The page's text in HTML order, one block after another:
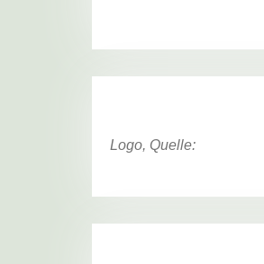
Logo, Quelle: